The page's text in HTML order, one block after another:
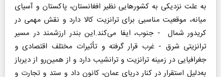
به علت نزدیکی به کشورهایی نظیر افغانستان، پاکستان و آسیای
میانه، موقعیت مناسبی برای ترانزیت کالا دارد و نقش مهمی در
کریدور شمال - جنوب، ایفا می‌کند.این بندر ارزشمند در مسیر
ترانزیتی شرق - غرب قرار گرفته و تأثیرات مختلف اقتصادی و
جغرافیایی در زمینه ترانزیت و ترانشیب دارد و از همین‌رو از دیرباز
به‌دلیل استقرار در کنار دریای عمان، کانون داد و ستد و تجارت و